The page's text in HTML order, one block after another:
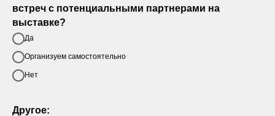
встреч с потенциальными партнерами на
выставке?
Да
Организуем самостоятельно
Нет
Другое: